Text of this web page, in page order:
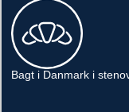
Bagt i Danmark i